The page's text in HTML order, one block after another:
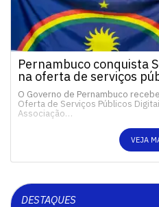
Pernambuco conquista
na oferta de serviços
O Governo de Pernambuco
Oferta de Serviços Públicos
Associação…
VEJA
DESTAQUES